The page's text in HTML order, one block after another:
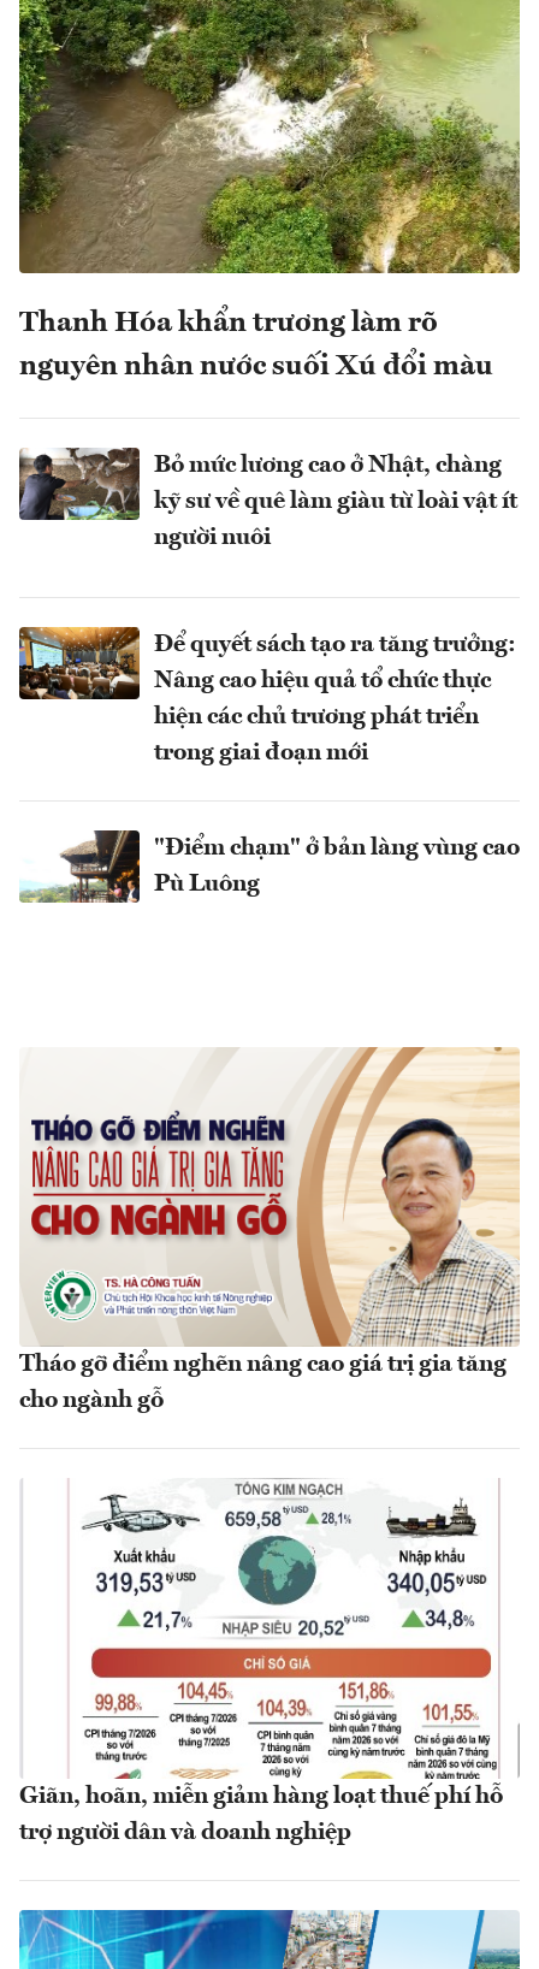
Thanh Hóa khẩn trương làm rõ
nguyên nhân nước suối Xú đổi màu
Bỏ mức lương cao ở Nhật, chàng
kỹ sư về quê làm giàu từ loài vật ít
người nuôi
Để quyết sách tạo ra tăng trưởng:
Nâng cao hiệu quả tổ chức thực
hiện các chủ trương phát triển
trong giai đoạn mới
"Điểm chạm" ở bản làng vùng cao
Pù Luông
Tháo gỡ điểm nghẽn nâng cao giá trị gia tăng
cho ngành gỗ
Giãn, hoãn, miễn giảm hàng loạt thuế phí hỗ
trợ người dân và doanh nghiệp